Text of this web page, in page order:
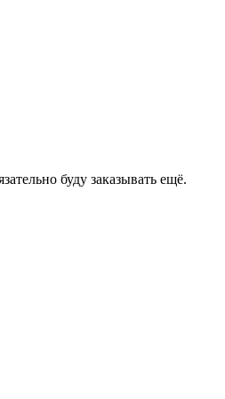
буду заказывать ещё.